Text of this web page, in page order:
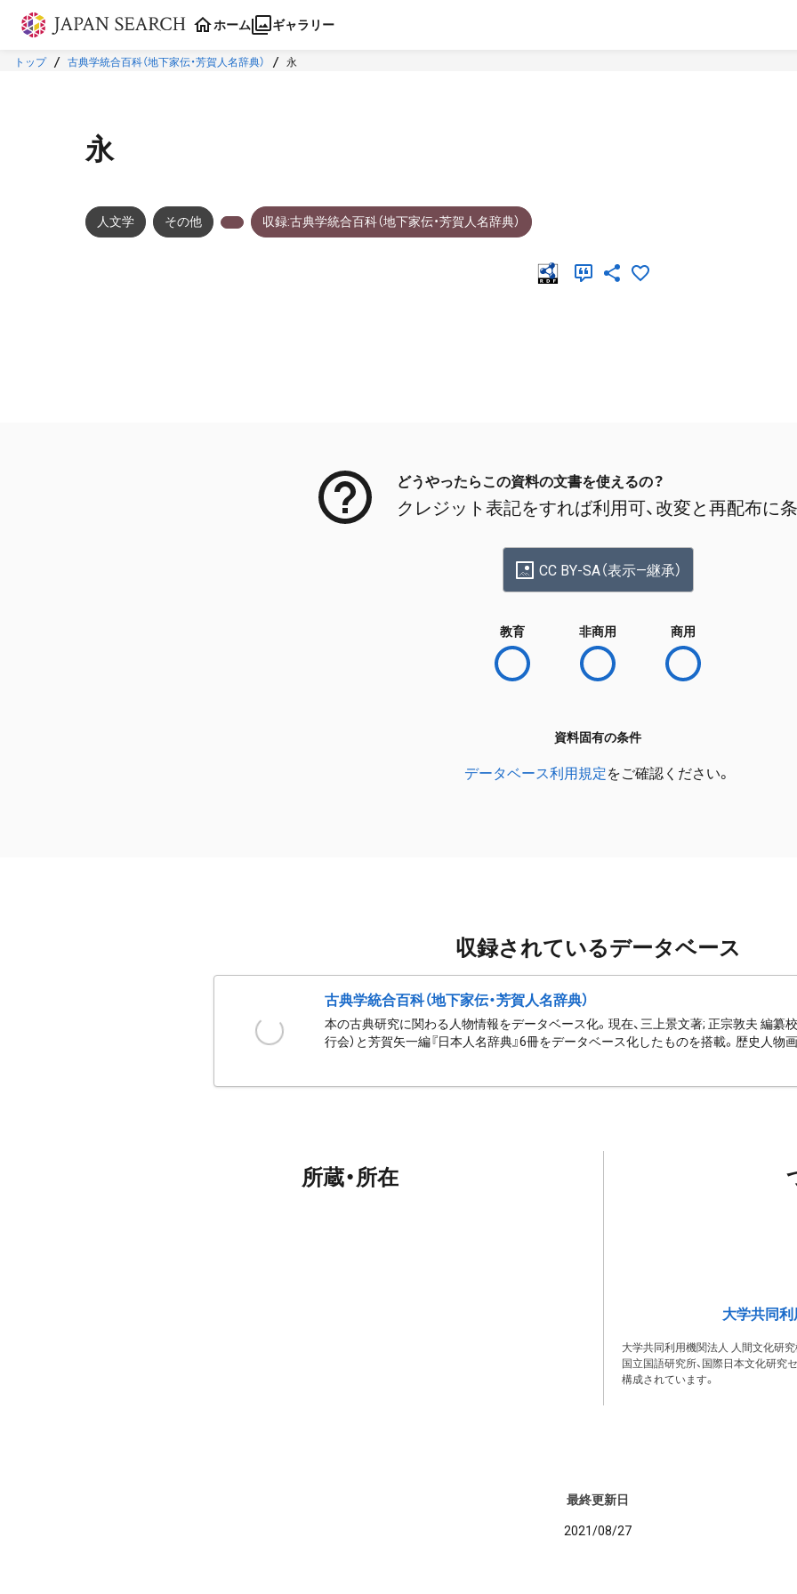
本文に飛ぶ
ホーム ギャラリー
トップ 古典学統合百科（地下家伝・芳賀人名辞典） 永
永
人文学 その他 収録:古典学統合百科（地下家伝・芳賀人名辞典）
どうやったらこの資料の文書を使えるの？
クレジット表記をすれば利用可、改変と再配布に
CC BY-SA（表示—継承）
教育 非商用 商用
資料固有の条件
データベース利用規定をご確認ください。
収録されているデータベース
古典学統合百科（地下家伝・芳賀人名辞典）
本の古典研究に関わる人物情報をデータベース化。現在、三上景文著; 正宗敦夫 編纂校
行会）と芳賀矢一編『日本人名辞典』6冊をデータベース化したものを搭載。歴史人物
所蔵・所在
大学共同
大学共同利用機関法人 人間文化研究
国立国語研究所、国際日本文化研究
構成されています。
最終更新日
2021/08/27